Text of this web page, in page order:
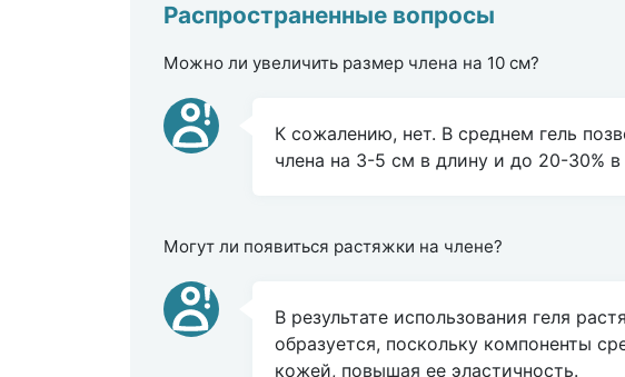
Распространенные вопросы
Можно ли увеличить размер члена на 10 см?
К сожалению, нет. В среднем гель
члена на 3-5 см в длину и до 20-30%
Могут ли появиться растяжки на члене?
В результате использования геля
образуется, поскольку компоненты
кожей, повышая ее эластичность.